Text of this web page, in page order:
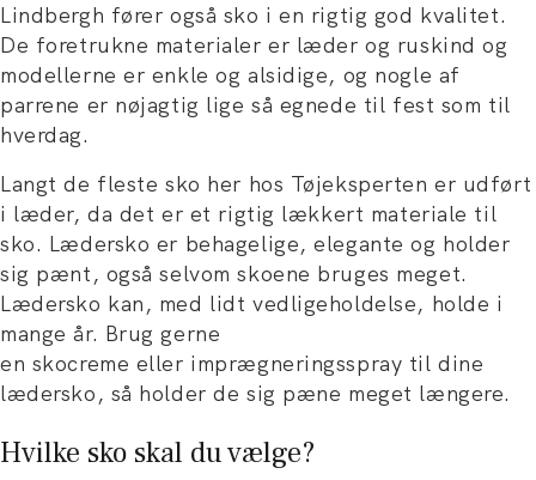
Lindbergh fører også sko i en rigtig god kvalitet.
De foretrukne materialer er læder og ruskind og
modellerne er enkle og alsidige, og nogle af
parrene er nøjagtig lige så egnede til fest som til
hverdag.
Langt de fleste sko her hos Tøjeksperten er udført
i læder, da det er et rigtig lækkert materiale til
sko. Lædersko er behagelige, elegante og holder
sig pænt, også selvom skoene bruges meget.
Lædersko kan, med lidt vedligeholdelse, holde i
mange år. Brug gerne
en skocreme eller imprægneringsspray til dine
lædersko, så holder de sig pæne meget længere.
Hvilke sko skal du vælge?